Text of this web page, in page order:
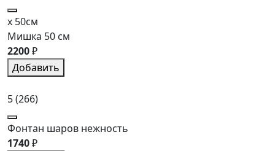
x 50см
Мишка 50 см
2200₽
Добавить
5(266)
Фонтан шаров нежность
1740₽